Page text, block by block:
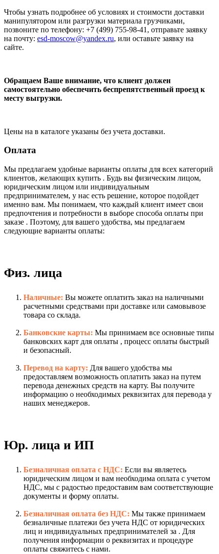
Чтобы узнать подробнее об условиях и стоимости доставки
манипулятором или разгрузки материала грузчиками,
позвоните по телефону: +7 (499) 755-98-41, отправьте заявку
на почту: esd-moscow@yandex.ru, или оставьте заявку на
сайте.
Обращаем Ваше внимание, что клиент должен
самостоятельно обеспечить беспрепятственный проезд к
месту выгрузки.
Цены на в каталоге указаны без учета доставки.
Оплата
Мы предлагаем удобные варианты оплаты для всех категорий
клиентов, желающих купить . Будь вы физическим лицом,
юридическим лицом или индивидуальным
предпринимателем, у нас есть решение, которое подойдет
именно вам. Мы понимаем, что каждый клиент имеет свои
предпочтения и потребности в выборе способа оплаты при
заказе . Поэтому, для вашего удобства, мы предлагаем
следующие варианты оплаты:
Физ. лица
Наличные: Вы можете оплатить заказ на наличными
расчетными средствами при доставке или самовывозе
товара со склада.
Банковские карты: Мы принимаем все основные типы
банковских карт для оплаты , процесс оплаты быстрый
и безопасный.
Перевод на карту: Для вашего удобства мы
предоставляем возможность оплатить заказ на путем
перевода денежных средств на карту. Вы получите
информацию о необходимых реквизитах для перевода у
наших менеджеров.
Юр. лица и ИП
Безналичная оплата с НДС: Если вы являетесь
юридическим лицом и вам необходима оплата с учетом
НДС, мы с радостью предоставим вам соответствующие
документы и форму оплаты.
Безналичная оплата без НДС: Мы также принимаем
безналичные платежи без учета НДС от юридических
лиц и индивидуальных предпринимателей за . Для
получения информации о реквизитах и процедуре
оплаты свяжитесь с нами.